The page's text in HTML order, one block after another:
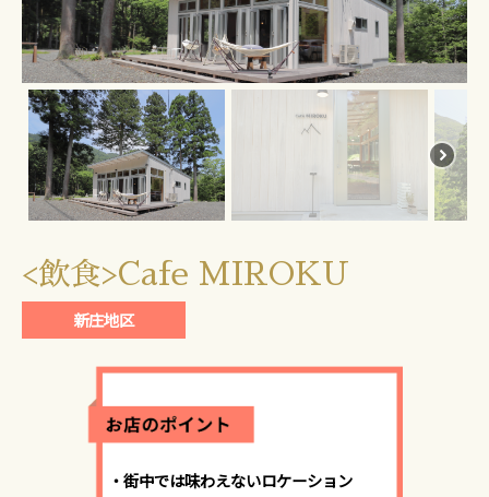
<飲食>Cafe MIROKU
新庄地区
・街中では味わえないロケーション